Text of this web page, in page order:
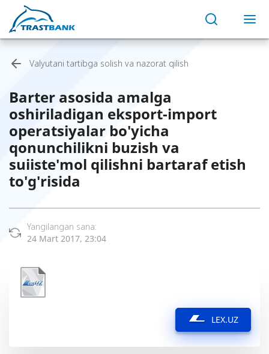
Valyutani tartibga solish va nazorat qilish
Barter asosida amalga
oshiriladigan eksport-import
operatsiyalar bo'yicha
qonunchilikni buzish va
suiiste'mol qilishni bartaraf etish
to'g'risida
Yangilangan sana:
24 Mart 2017, 23:04
LEX.UZ